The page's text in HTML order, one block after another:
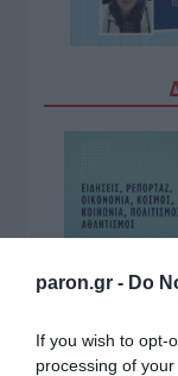
paron.gr - Do
If you wish to opt-
processing of